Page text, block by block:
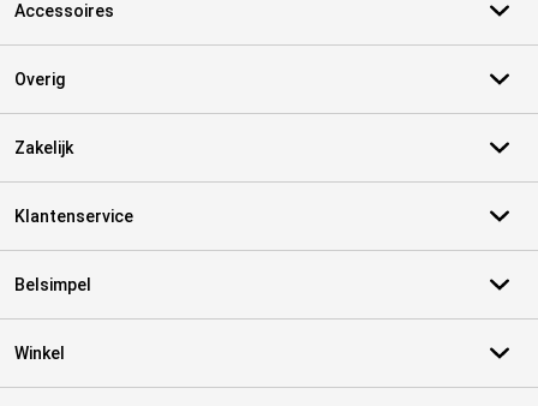
Accessoires
Overig
Zakelijk
Klantenservice
Belsimpel
Winkel